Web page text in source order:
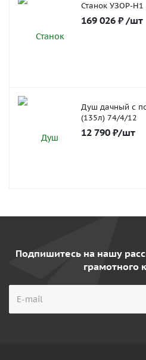
Станок УЗОР-
169 026 ₽ /шт
Душ дачный с
(135л) 74/4/12
12 790 ₽/шт
Подпишитесь на нашу
грамотного